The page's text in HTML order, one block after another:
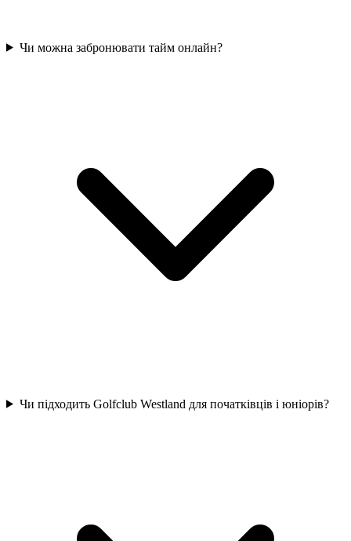
Чи можна забронювати тайм онлайн?
Чи підходить Golfclub Westland для початківців і юніорів?